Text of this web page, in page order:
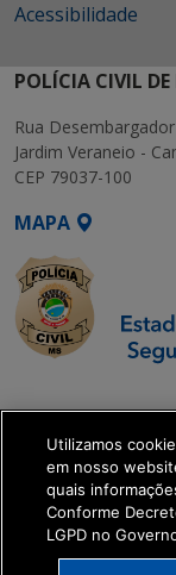
Acessibilidade
POLÍCIA CIVIL
Rua
Jardim Veraneio -
CEP 79037-100
MAPA
Transformação
get_footer();
Utilizamos
em nosso
quais
Conforme
LGPD no